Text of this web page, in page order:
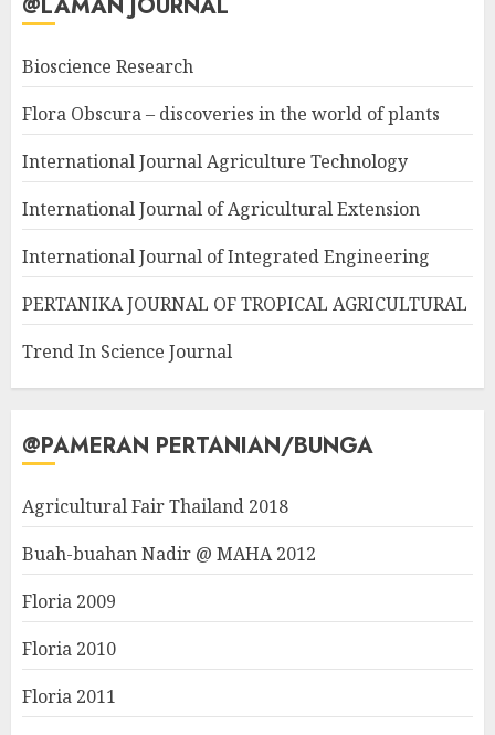
Bioscience Research
Flora Obscura – discoveries in the world of plants
International Journal Agriculture Technology
International Journal of Agricultural Extension
International Journal of Integrated Engineering
PERTANIKA JOURNAL OF TROPICAL AGRICULTURAL
Trend In Science Journal
@PAMERAN PERTANIAN/BUNGA
Agricultural Fair Thailand 2018
Buah-buahan Nadir @ MAHA 2012
Floria 2009
Floria 2010
Floria 2011